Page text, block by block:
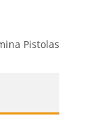
Pistolas